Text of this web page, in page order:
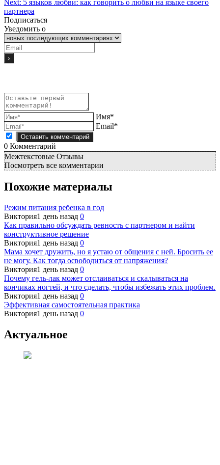
Next: 5 языков любви: как говорить о любви на языке своего
партнера
Подписаться
Уведомить о
Имя*
Email*
0 Комментарий
Межтекстовые Отзывы
Посмотреть все комментарии
Похожие материалы
Режим питания ребенка в год
Виктория1 день назад 0
Как правильно обсуждать ревность с партнером и найти
конструктивное решение
Виктория1 день назад 0
Мама хочет дружить, но я устаю от общения с ней. Бросить ее
не могу. Как тогда освободиться от напряжения?
Виктория1 день назад 0
Почему гель-лак может отслаиваться и скалываться на
кончиках ногтей, и что сделать, чтобы избежать этих проблем.
Виктория1 день назад 0
Эффективная самостоятельная практика
Виктория1 день назад 0
Актуальное